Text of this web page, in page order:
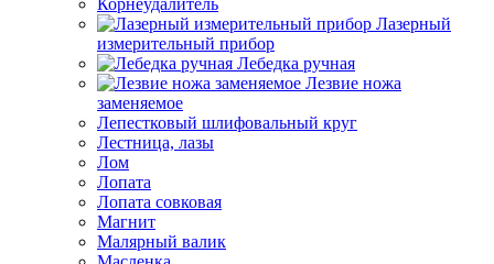
Корнеудалитель
Лазерный
измерительный прибор
Лебедка ручная
Лезвие ножа
заменяемое
Лепестковый шлифовальный круг
Лестница, лазы
Лом
Лопата
Лопата совковая
Магнит
Малярный валик